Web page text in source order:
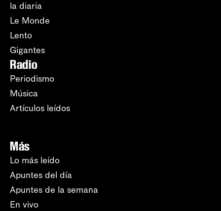
la diaria
Le Monde
Lento
Gigantes
Radio
Periodismo
Música
Artículos leídos
Más
Lo más leído
Apuntes del día
Apuntes de la semana
En vivo